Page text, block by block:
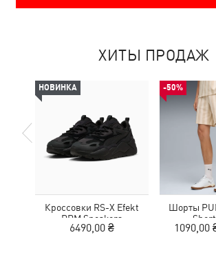
ХИТЫ ПРОДАЖ
НОВИНКА
Кроссовки RS-X Efekt
PRM Sneakers
6490,00 ₴
-50%
Шорты
1090,00